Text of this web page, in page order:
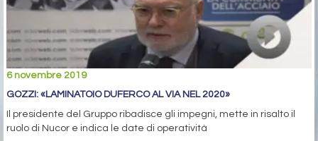
6 novembre 2019
GOZZI: «LAMINATOIO DUFERCO AL VIA NEL 2020»
Il presidente del Gruppo ribadisce gli impegni, mette in risalto il
ruolo di Nucor e indica le date di operatività